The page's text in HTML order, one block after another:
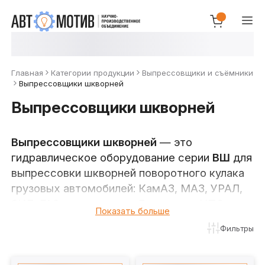
Главная Категории продукции
Выпрессовщики и съёмники
Выпрессовщики шкворней
Выпрессовщики шкворней
Выпрессовщики шкворней — это
гидравлическое оборудование серии ВШ для
выпрессовки шкворней поворотного кулака
грузовых автомобилей: КамАЗ, МАЗ, УРАЛ,
«Автомотив» — полный модельный ряд с
и ходом штока150–
Показать больше
Фильтры